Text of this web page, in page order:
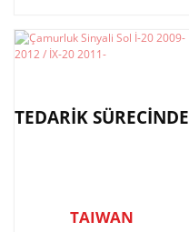
TEDARİK SÜRECİNDE
TAIWAN